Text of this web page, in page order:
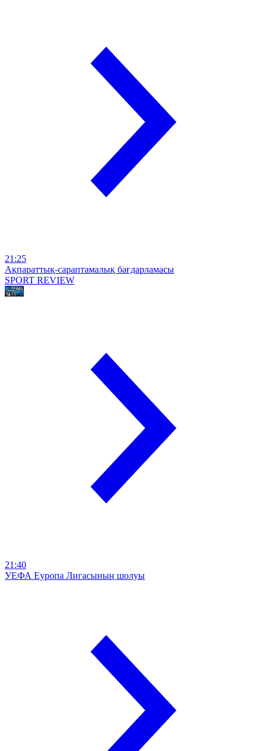
21:25
Ақпараттық-сараптамалық бағдарламасы
SPORT REVIEW
21:40
УЕФА Еуропа Лигасының шолуы